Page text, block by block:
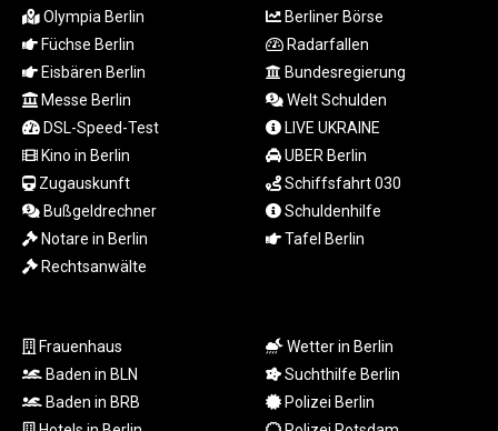
MAD 10.750192
MDL 20.047704
4953.772522
MKD 61.427977
MMK
2419.54797
MNT
4144.10128
MOP 9.310037
1997.873162
MXN 19.839187
MYR 4.713377
MZN 73.654852
Olympia Berlin
Füchse Berlin
Eisbären Berlin
Messe Berlin
DSL-Speed-Test
Kino in Berlin
Zugauskunft
Bußgeldrechner
Notare in Berlin
Rechtsanwälte
Berliner Börse
Radarfallen
Bundesregierung
Welt Schulden
LIVE UKRAINE
UBER Berlin
Schiffsfahrt 030
Schuldenhilfe
Tafel Berlin
Frauenhaus
Baden in BLN
Baden in BRB
Wetter in Berlin
Suchthilfe Berlin
Polizei Berlin